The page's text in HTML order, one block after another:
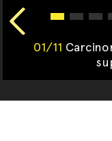
01/11